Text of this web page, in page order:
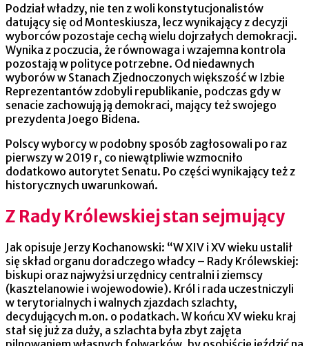
Podział władzy, nie ten z woli konstytucjonalistów
datujący się od Monteskiusza, lecz wynikający z decyzji
wyborców pozostaje cechą wielu dojrzałych demokracji.
Wynika z poczucia, że równowaga i wzajemna kontrola
pozostają w polityce potrzebne. Od niedawnych
wyborów w Stanach Zjednoczonych większość w Izbie
Reprezentantów zdobyli republikanie, podczas gdy w
senacie zachowują ją demokraci, mający też swojego
prezydenta Joego Bidena.
Polscy wyborcy w podobny sposób zagłosowali po raz
pierwszy w 2019 r, co niewątpliwie wzmocniło
dodatkowo autorytet Senatu. Po części wynikający też z
historycznych uwarunkowań.
Z Rady Królewskiej stan sejmujący
Jak opisuje Jerzy Kochanowski: “W XIV i XV wieku ustalił
się skład organu doradczego władcy – Rady Królewskiej:
biskupi oraz najwyżsi urzędnicy centralni i ziemscy
(kasztelanowie i wojewodowie). Król i rada uczestniczyli
w terytorialnych i walnych zjazdach szlachty,
decydujących m.on. o podatkach. W końcu XV wieku kraj
stał się już za duży, a szlachta była zbyt zajęta